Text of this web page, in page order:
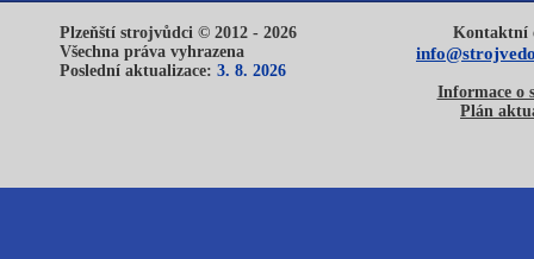
Plzeňští strojvůdci © 2012 - 2026
Všechna práva vyhrazena
Poslední aktualizace: 3. 8. 2026
Kontaktní
Informace o
Plán